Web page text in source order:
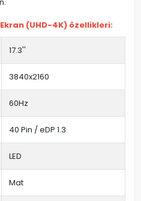
Ekran (UHD-4K) özellikleri:
17.3''
3840x2160
60Hz
40 Pin / eDP 1.3
LED
Mat